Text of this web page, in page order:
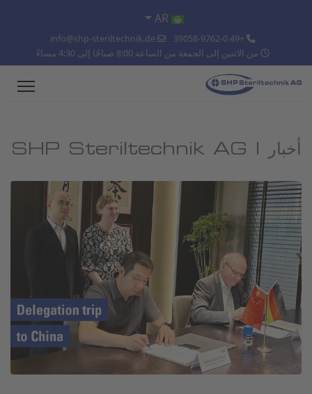
اختر لغتك
+49 39058-9762-0
info@shp-steriltechnik.de
من الاثنين إلى الجمعة من الساعة 8:00 صباحًا إلى 4:30 مساءً
أخبار | SHP Steriltechnik AG